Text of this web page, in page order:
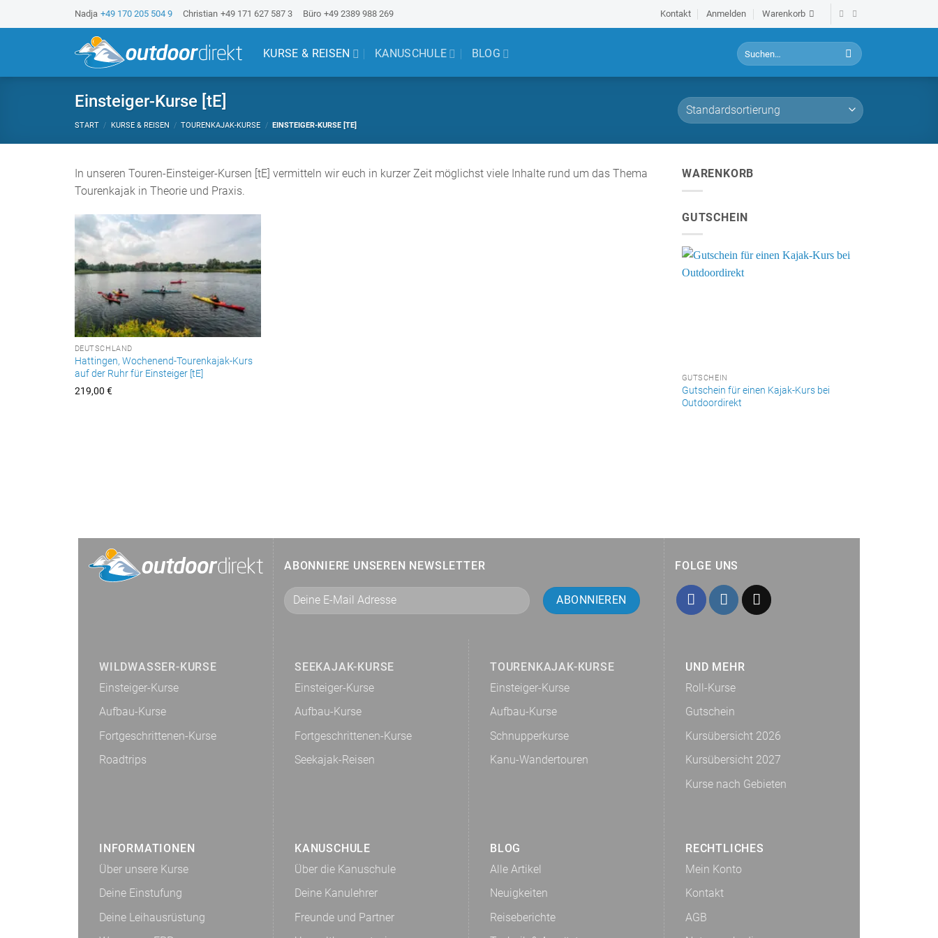
u
n
t
Nadja +49 170 205 504 9 Christian +49 171 627 587 3 Büro +49 2389 988 269 Kontakt Anmelden Warenkorb
KURSE & REISEN KANUSCHULE BLOG
S
u
c
e
n
:
Einsteiger-Kurse [tE]
START / KURSE & REISEN / TOURENKAJAK-KURSE / EINSTEIGER-KURSE [TE]
In unseren Touren-Einsteiger-Kursen [tE] vermitteln wir euch in kurzer Zeit möglichst viele Inhalte rund um das Thema
Tourenkajak in Theorie und Praxis.
DEUTSCHLAND
Hattingen, Wochenend-Tourenkajak-Kurs
auf der Ruhr für Einsteiger [tE]
219,00 €
WARENKORB
GUTSCHEIN
GUTSCHEIN
Gutschein für einen Kajak-Kurs bei
Outdoordirekt
ABONNIERE UNSEREN NEWSLETTER FOLGE UNS
WILDWASSER-KURSE
Einsteiger-Kurse
Aufbau-Kurse
Fortgeschrittenen-Kurse
Roadtrips
SEEKAJAK-KURSE
Einsteiger-Kurse
Aufbau-Kurse
Fortgeschrittenen-Kurse
Seekajak-Reisen
TOURENKAJAK-KURSE
Einsteiger-Kurse
Aufbau-Kurse
Schnupperkurse
Kanu-Wandertouren
UND MEHR
Roll-Kurse
Gutschein
Kursübersicht 2026
Kursübersicht 2027
Kurse nach Gebieten
INFORMATIONEN
Über unsere Kurse
Deine Einstufung
Deine Leihausrüstung
KANUSCHULE
Über die Kanuschule
Deine Kanulehrer
Freunde und Partner
BLOG
Alle Artikel
Neuigkeiten
Reiseberichte
RECHTLICHES
Mein Konto
Kontakt
AGB